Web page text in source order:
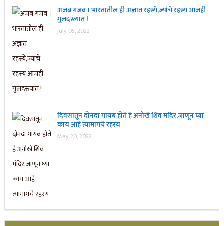
अजब गजब । भारतातील ही अज्ञात रहस्ये,ज्यांचे रहस्य आजही
गुलदस्त्यात !
July 05, 2022
दिवसातून दोनदा गायब होते हे अनोखे शिव मंदिर,जाणून घ्या
काय आहे त्यामागचे रहस्य
May 20, 2022